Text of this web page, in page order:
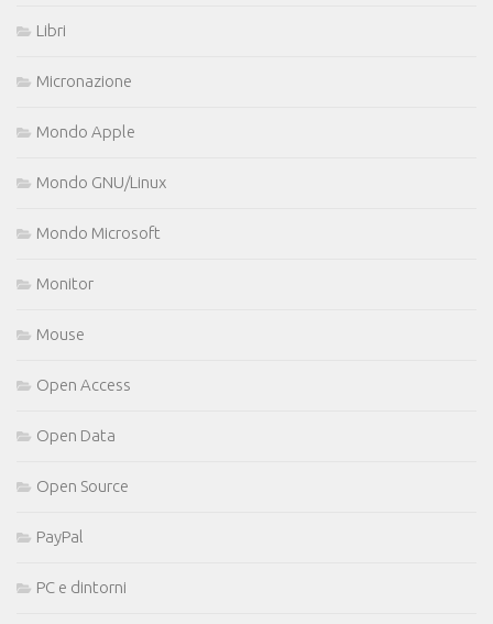
Libri
Micronazione
Mondo Apple
Mondo GNU/Linux
Mondo Microsoft
Monitor
Mouse
Open Access
Open Data
Open Source
PayPal
PC e dintorni